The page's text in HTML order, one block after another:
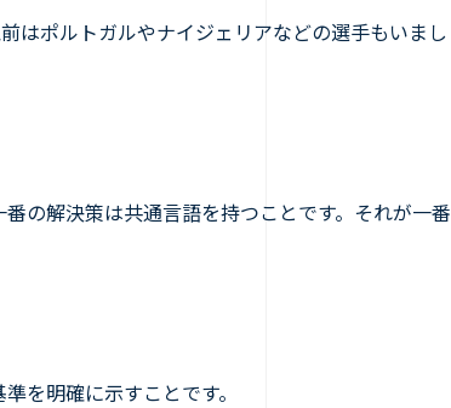
はポルトガルやナイジェリアなどの選手もいまし
の解決策は共通言語を持つことです。それが一番
を明確に示すことです。